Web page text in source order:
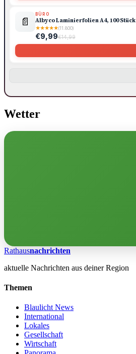
📄
BÜRO
Albyco Laminierfolien A4, 100 Stück
★★★★★(11.800)
€9,99€14,99
Wetter
Rathausnachrichten
aktuelle Nachrichten aus deiner Region
Themen
Blaulicht News
International
Lokales
Gesellschaft
Wirtschaft